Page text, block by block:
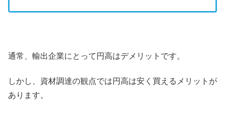
通常、輸出企業にとって円高はデメリットです。
しかし、資材調達の観点では円高は安く買えるメリットが
あります。